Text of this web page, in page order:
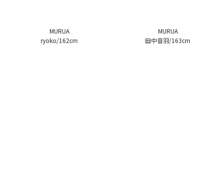
MURUA
ryoko/162cm
MURUA
田中音羽/163cm